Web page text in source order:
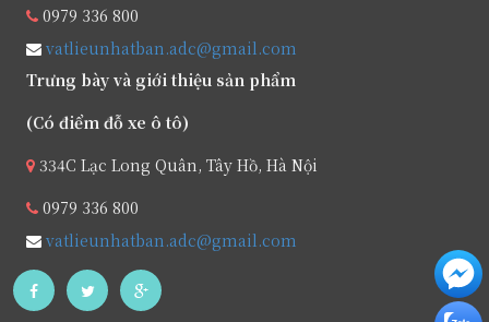
0979 336 800
vatlieunhatban.adc@gmail.com
Trưng bày và giới thiệu sản phẩm
(Có điểm đỗ xe ô tô)
334C Lạc Long Quân, Tây Hồ, Hà Nội
0979 336 800
vatlieunhatban.adc@gmail.com